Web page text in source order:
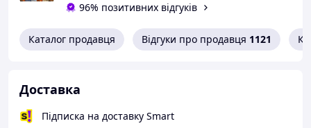
96% позитивних відгуків
Каталог продавця Відгуки про продавця 1121
Доставка
Підписка на доставку Smart